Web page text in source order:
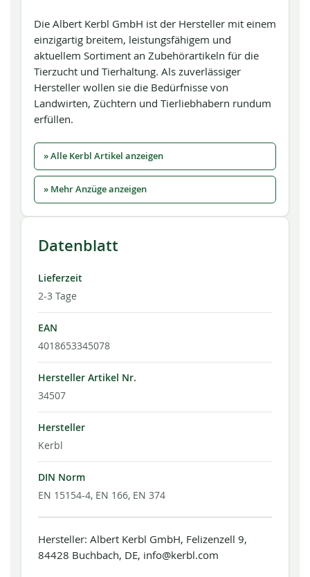
Die Albert Kerbl GmbH ist der Hersteller mit einem
einzigartig breitem, leistungsfähigem und
aktuellem Sortiment an Zubehörartikeln für die
Tierzucht und Tierhaltung. Als zuverlässiger
Hersteller wollen sie die Bedürfnisse von
Landwirten, Züchtern und Tierliebhabern rundum
erfüllen.
» Alle Kerbl Artikel anzeigen
» Mehr Anzüge anzeigen
Datenblatt
Lieferzeit
2-3 Tage
EAN
4018653345078
Hersteller Artikel Nr.
34507
Hersteller
Kerbl
DIN Norm
EN 15154-4, EN 166, EN 374
Hersteller: Albert Kerbl GmbH, Felizenzell 9,
84428 Buchbach, DE, info@kerbl.com